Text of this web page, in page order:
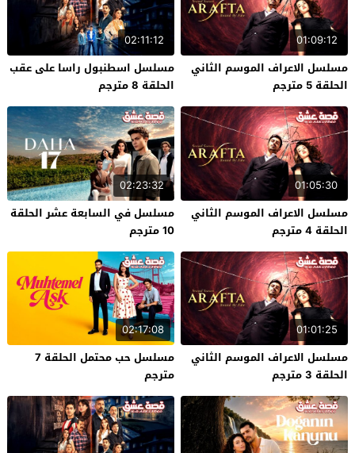
01:09:12
مسلسل الاعراف الموسم الثاني
الحلقة 5 مترجم
02:11:12
مسلسل اسطنبول راسا على عقب
الحلقة 8 مترجم
01:05:30
مسلسل الاعراف الموسم الثاني
الحلقة 4 مترجم
02:23:32
مسلسل في السابعة عشر الحلقة
10 مترجم
01:01:25
مسلسل الاعراف الموسم الثاني
الحلقة 3 مترجم
02:17:08
مسلسل حب محتمل الحلقة 7
مترجم